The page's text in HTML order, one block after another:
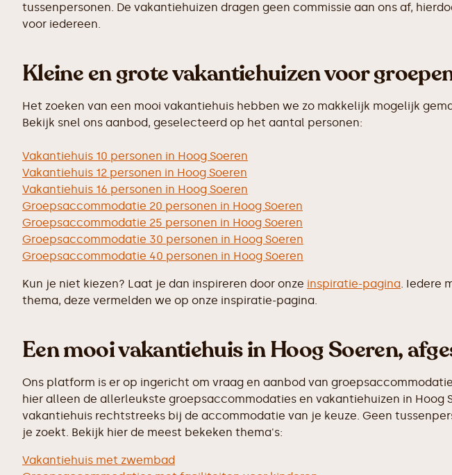
tussenpersonen. De vakantiehuizen dragen geen commissie aan ons af,
voor iedereen.
Kleine en grote vakantiehuizen voor
Het zoeken van een mooi vakantiehuis hebben we zo makkelijk mogelijk
Bekijk snel ons aanbod, geselecteerd op het aantal personen:
Vakantiehuis 10 personen in Hoog Soeren
Vakantiehuis 12 personen in Hoog Soeren
Vakantiehuis 16 personen in Hoog Soeren
Groepsaccommodatie 20 personen in Hoog Soeren
Groepsaccommodatie 25 personen in Hoog Soeren
Groepsaccommodatie 30 personen in Hoog Soeren
Groepsaccommodatie 40 personen in Hoog Soeren
Kun je niet kiezen? Laat je dan inspireren door onze inspiratie-pagina. Iedere
thema, deze vermelden we op onze inspiratie-pagina.
Een mooi vakantiehuis in Hoog Soeren,
Ons platform is er op ingericht om vraag en aanbod van
hier alleen de allerleukste groepsaccommodaties en vakantiehuizen in
vakantiehuis rechtstreeks bij de accommodatie van je keuze. Geen
je zoekt. Bekijk hier de meest bekeken thema's:
Vakantiehuis met zwembad